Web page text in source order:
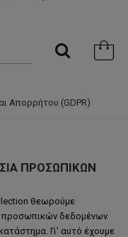
Απορρήτου (GDPR)
ΠΡΟΣΩΠΙΚΏΝ
θεωρούμε
προσωπικών δεδομένων
Γι’ αυτό έχουμε